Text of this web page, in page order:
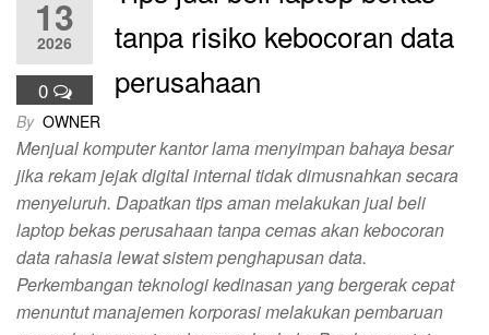
13
2026
0
tanpa risiko kebocoran data
perusahaan
By OWNER
Menjual komputer kantor lama menyimpan bahaya besar
jika rekam jejak digital internal tidak dimusnahkan secara
menyeluruh. Dapatkan tips aman melakukan jual beli
laptop bekas perusahaan tanpa cemas akan kebocoran
data rahasia lewat sistem penghapusan data.
Perkembangan teknologi kedinasan yang bergerak cepat
menuntut manajemen korporasi melakukan pembaruan